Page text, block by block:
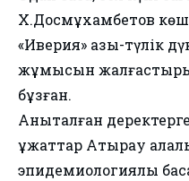
Х.Досмұхамбетов
«Иверия» азық-түлік
жұмысын
бұзған.
Анықталған
құжаттар Атырау
эпидемиологиялық